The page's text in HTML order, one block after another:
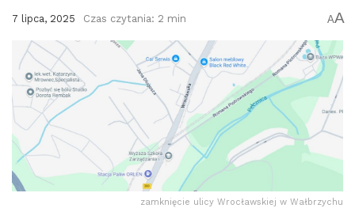
7 lipca, 2025 Czas czytania: 2 min AA
zamknięcie ulicy Wrocławskiej w Wałbrzychu